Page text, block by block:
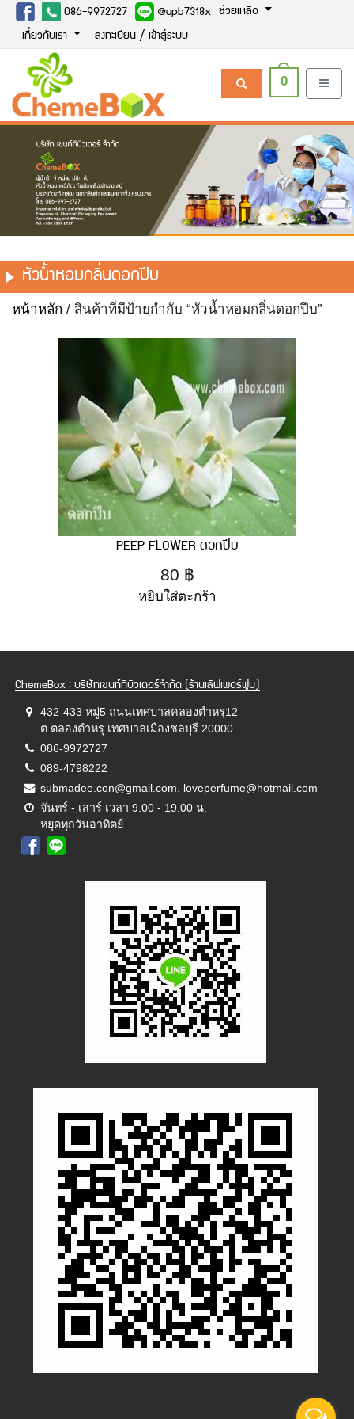
086-9972727 @upb7318x ช่วยเหลือ
เกี่ยวกับเรา ลงทะเบียน / เข้าสู่ระบบ
0
หัวน้ำหอมกลิ่นดอกปีบ
หน้าหลัก / สินค้าที่มีป้ายกำกับ “หัวน้ำหอมกลิ่นดอกปีบ”
PEEP FLOWER ดอกปีบ
80 ฿
หยิบใส่ตะกร้า
ChemeBox : บริษัทเซนท์ทิบิวเตอร์จำกัด (ร้านเลิฟเพอร์ฟูม)
432-433 หมู่5 ถนนเทศบาลคลองตำหรุ12
ต.ตลองตำหรุ เทศบาลเมืองชลบุรี 20000
086-9972727
089-4798222
submadee.con@gmail.com, loveperfume@hotmail.com
จันทร์ - เสาร์ เวลา 9.00 - 19.00 น.
หยุดทุกวันอาทิตย์